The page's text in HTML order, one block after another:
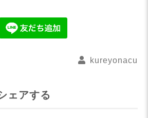
kureyonacu
ェアする